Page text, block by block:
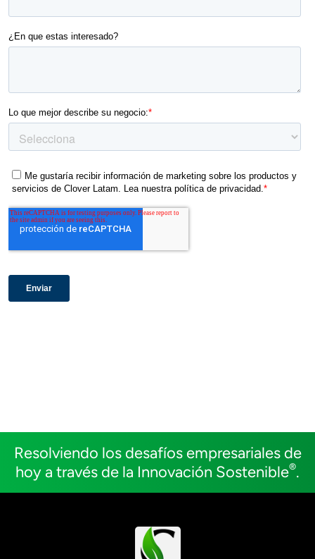
Resolviendo los desafíos empresariales de
hoy a través de la Innovación Sostenible®.